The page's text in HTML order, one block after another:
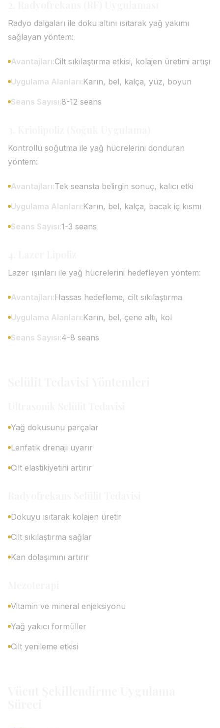
Radyo dalgaları ile doku altını ısıtarak yağ yakımı
sağlayan yöntem:
Avantajları:Cilt sıkılaştırma etkisi, kolajen üretimi artışı
Uygulama Alanları:Karın, bel, kalça, yüz, boyun
Seans Sayısı:8-12 seans
Kontrollü soğutma ile yağ hücrelerini donduran
yöntem:
Avantajları:Tek seansta belirgin sonuç, kalıcı etki
Uygulama Alanları:Karın, bel, kalça, bacak iç kısmı
Seans Sayısı:1-3 seans
Lazer ışınları ile yağ hücrelerini hedefleyen yöntem:
Avantajları:Hassas hedefleme, cilt sıkılaştırma
Uygulama Alanları:Karın, bel, çene altı, kol
Seans Sayısı:4-8 seans
Yağ dokusunu parçalar
Lenfatik drenajı uyarır
Cilt elastikiyetini artırır
Dokuyu ısıtarak kolajen üretir
Cilt sıkılaştırma sağlar
Kan dolaşımını artırır
Vitamin ve mineral enjeksiyonu
Yağ yakıcı formüller
Cilt yenileme etkisi